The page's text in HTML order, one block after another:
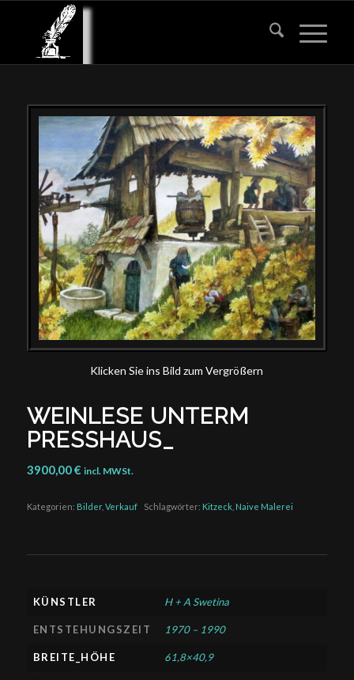
Klicken Sie ins Bild zum Vergrößern
WEINLESE UNTERM
PRESSHAUS_
3900,00€ incl. MWSt.
Kategorien: Bilder, Verkauf Schlagwörter: Kitzeck, Naive Malerei
KÜNSTLER H + A Swetina
ENTSTEHUNGSZEIT 1970 – 1990
BREITE_HÖHE 61,8×40,9